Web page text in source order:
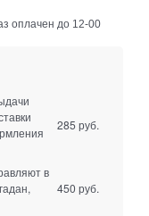
оплачен до 12-00
285 руб.
в
450 руб.